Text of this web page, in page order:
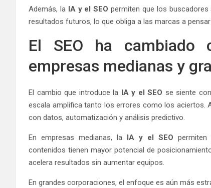
Además, la IA y el SEO permiten que los
resultados futuros, lo que obliga a las marcas a
El SEO ha
empresas medianas y
El cambio que introduce la IA y el SEO se siente
escala amplifica tanto los errores como los aciertos.
con datos, automatización y análisis predictivo.
En empresas medianas, la IA y el SEO
contenidos tienen mayor potencial de
acelera resultados sin aumentar equipos.
En grandes corporaciones, el enfoque es aún más